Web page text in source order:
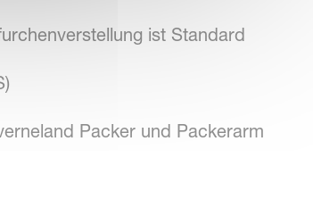
ist Standard
Packer und Packerarm